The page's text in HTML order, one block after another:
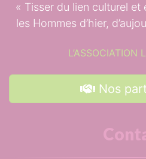
Tisser du lien culturel et
les Hommes d’hier,
L’ASSOCIATION
Nos